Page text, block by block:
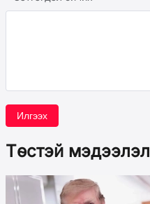
Илгээх
Төстэй мэдээлэл